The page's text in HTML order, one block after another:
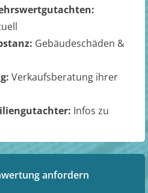
Gebäudeschäden &
Verkaufsberatung ihrer
Infos zu
anfordern